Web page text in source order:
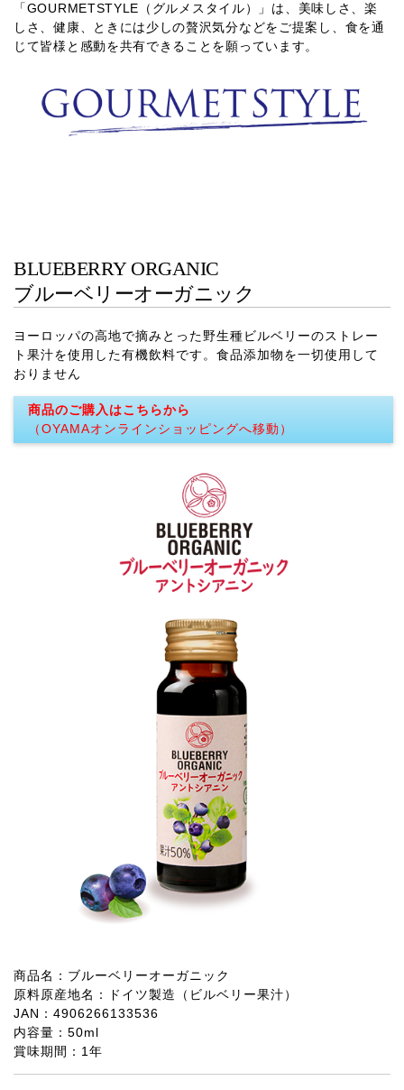
「GOURMETSTYLE（グルメスタイル）」は、美味しさ、楽
しさ、健康、ときには少しの贅沢気分などをご提案し、食を通
じて皆様と感動を共有できることを願っています。
BLUEBERRY ORGANIC
ブルーベリーオーガニック
ヨーロッパの高地で摘みとった野生種ビルベリーのストレー
ト果汁を使用した有機飲料です。食品添加物を一切使用して
おりません
商品のご購入はこちらから
（OYAMAオンラインショッピングへ移動）
商品名：ブルーベリーオーガニック
原料原産地名：ドイツ製造（ビルベリー果汁）
JAN：4906266133536
内容量：50ml
賞味期間：1年